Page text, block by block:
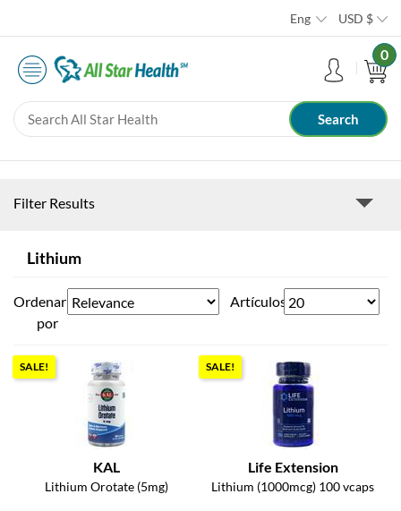
Eng USD $
0
Filter Results
Lithium
Ordenar
por
Artículos
SALE!
KAL
Lithium Orotate (5mg)
SALE!
Life Extension
Lithium (1000mcg) 100 vcaps